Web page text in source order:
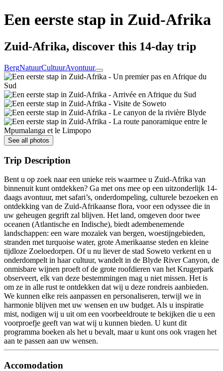
Een eerste stap in Zuid-Afrika
Zuid-Afrika, discover this 14-day trip
BergNatuurCultuurAvontuur
See all photos
Trip Description
Bent u op zoek naar een unieke reis waarmee u Zuid-Afrika van
binnenuit kunt ontdekken? Ga met ons mee op een uitzonderlijk 14-
daags avontuur, met safari’s, onderdompeling, culturele bezoeken en
ontdekking van de Zuid-Afrikaanse flora, voor een odyssee die in
uw geheugen gegrift zal blijven. Het land, omgeven door twee
oceanen (Atlantische en Indische), biedt adembenemende
landschappen: een ware mozaïek van bergen, woestijngebieden,
stranden met turquoise water, grote Amerikaanse steden en kleine
tijdloze Zoeloedorpen. Of u nu liever de stad Soweto verkent en u
onderdompelt in haar cultuur, wandelt in de Blyde River Canyon, de
onmisbare wijnen proeft of de grote roofdieren van het Krugerpark
observeert, elk van deze bestemmingen mag u niet missen. Het is
om ze in alle rust te ontdekken dat wij u deze rondreis aanbieden.
We kunnen elke reis aanpassen en personaliseren, terwijl we in
harmonie blijven met uw wensen en uw budget. Als u inspiratie
mist, nodigen wij u uit om een voorbeeldroute te bekijken die u een
voorproefje geeft van wat wij u kunnen bieden. U kunt dit
programma boeken als het u bevalt, maar u kunt ons ook vragen het
aan te passen aan uw wensen.
Accomodation